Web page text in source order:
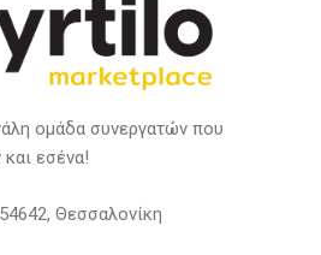
ομάδα συνεργατών που
εσένα!
Θεσσαλονίκη